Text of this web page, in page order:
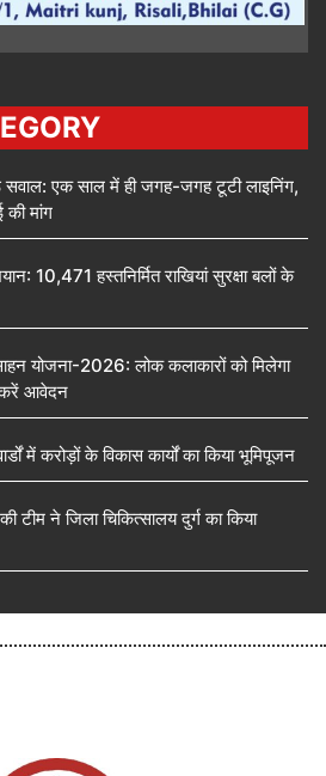
सवाल: एक साल में ही जगह-जगह टूटी लाइनिंग,
की मांग
10,471 हस्तनिर्मित राखियां सुरक्षा बलों के
योजना-2026: लोक कलाकारों को मिलेगा
आवेदन
में करोड़ों के विकास कार्यों का किया भूमिपूजन
टीम ने जिला चिकित्सालय दुर्ग का किया